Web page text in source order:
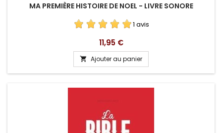
MA PREMIÈRE HISTOIRE DE NOEL - LIVRE SONORE
1 avis
Prix
11,95 €
 Ajouter au panier